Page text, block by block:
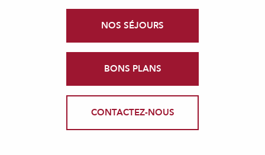
NOS SÉJOURS
BONS PLANS
CONTACTEZ-NOUS